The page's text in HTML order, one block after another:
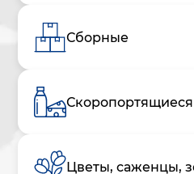
Сборные
Скоропортящиеся
Цветы, саженцы,